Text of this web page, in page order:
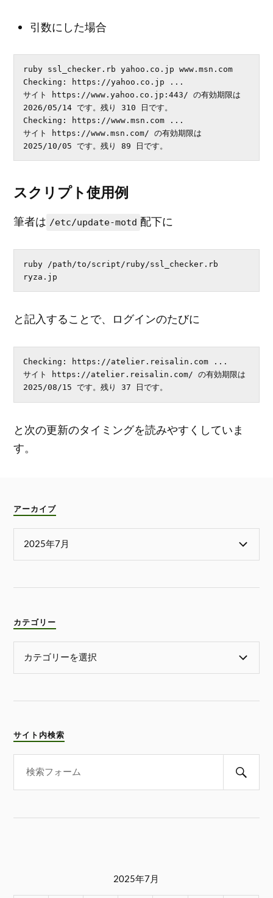
引数にした場合
ruby ssl_checker.rb yahoo.co.jp www.msn.com
Checking: https://yahoo.co.jp ...
サイト https://www.yahoo.co.jp:443/ の有効期限は
2026/05/14 です。残り 310 日です。
Checking: https://www.msn.com ...
サイト https://www.msn.com/ の有効期限は
2025/10/05 です。残り 89 日です。
スクリプト使用例
筆者は /etc/update-motd 配下に
ruby /path/to/script/ruby/ssl_checker.rb
ryza.jp
と記入することで、ログインのたびに
Checking: https://atelier.reisalin.com ...
サイト https://atelier.reisalin.com/ の有効期限は
2025/08/15 です。残り 37 日です。
と次の更新のタイミングを読みやすくしていま
す。
アーカイブ
カテゴリー
サイト内検索
2025年7月